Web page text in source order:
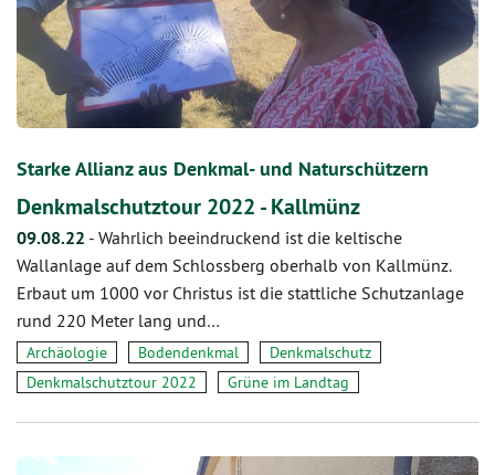
Starke Allianz aus Denkmal- und Naturschützern
Denkmalschutztour 2022 - Kallmünz
09.08.22 - Wahrlich beeindruckend ist die keltische
Wallanlage auf dem Schlossberg oberhalb von Kallmünz.
Erbaut um 1000 vor Christus ist die stattliche Schutzanlage
rund 220 Meter lang und…
Archäologie Bodendenkmal
Denkmalschutz
Denkmalschutztour 2022
Grüne im Landtag